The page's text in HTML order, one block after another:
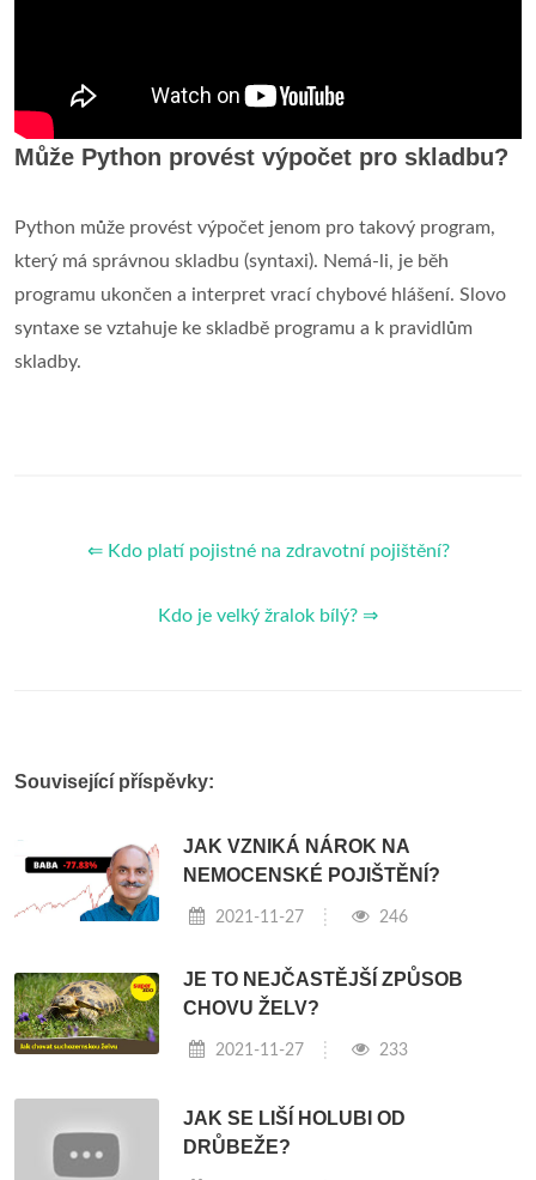
Může Python provést výpočet pro skladbu?
Python může provést výpočet jenom pro takový program,
který má správnou skladbu (syntaxi). Nemá-li, je běh
programu ukončen a interpret vrací chybové hlášení. Slovo
syntaxe se vztahuje ke skladbě programu a k pravidlům
skladby.
⇐ Kdo platí pojistné na zdravotní pojištění?
Kdo je velký žralok bílý? ⇒
Související příspěvky:
JAK VZNIKÁ NÁROK NA
NEMOCENSKÉ POJIŠTĚNÍ?
2021-11-27 246
JE TO NEJČASTĚJŠÍ ZPŮSOB
CHOVU ŽELV?
2021-11-27 233
JAK SE LIŠÍ HOLUBI OD
DRŮBEŽE?